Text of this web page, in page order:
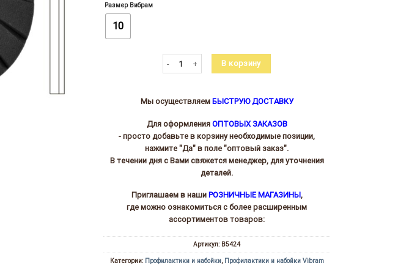
Размер Вибрам
10
Количество товара Набойка 5424 Гризли (GRIZZLY)
В корзину
Мы осуществляем БЫСТРУЮ ДОСТАВКУ
Для оформления ОПТОВЫХ ЗАКАЗОВ
- просто добавьте в корзину необходимые позиции,
нажмите "Да" в поле "оптовый заказ".
В течении дня с Вами свяжется менеджер, для уточнения
деталей.
Приглашаем в наши РОЗНИЧНЫЕ МАГАЗИНЫ,
где можно ознакомиться с более расширенным
ассортиментов товаров:
Артикул: В5424
Категории: Профилактики и набойки, Профилактики и набойки Vibram